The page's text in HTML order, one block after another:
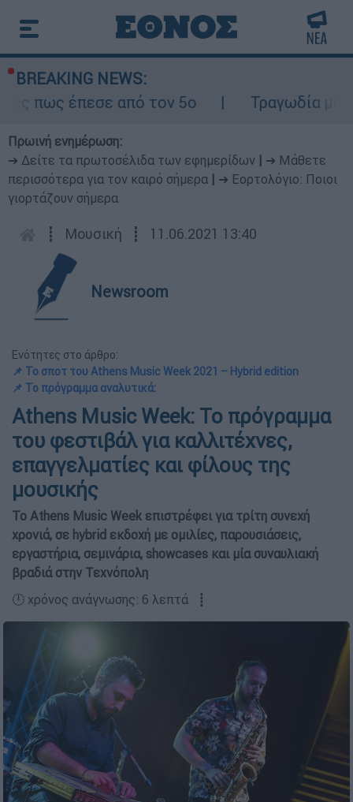
BREAKING NEWS:
από τον 5ο
Τραγωδία με δύο
Πρωινή ενημέρωση:
➔ Δείτε τα πρωτοσέλιδα των εφημερίδων
➔ Μάθετε
περισσότερα για τον καιρό σήμερα
➔ Εορτολόγιο: Ποιοι
γιορτάζουν σήμερα
┋ Μουσική ┋ 11.06.2021 13:40
Newsroom
Ενότητες στο άρθρο:
📌 Το σποτ του Athens Music Week 2021 – Hybrid edition
📌 Το πρόγραμμα αναλυτικά:
Athens Music Week: Το πρόγραμμα
του φεστιβάλ για καλλιτέχνες,
επαγγελματίες και φίλους της
μουσικής
Το Athens Music Week επιστρέφει για τρίτη συνεχή
χρονιά, σε hybrid εκδοχή με ομιλίες, παρουσιάσεις,
εργαστήρια, σεμινάρια, showcases και μία συναυλιακή
βραδιά στην Τεχνόπολη
🕛 χρόνος ανάγνωσης: 6 λεπτά ┋